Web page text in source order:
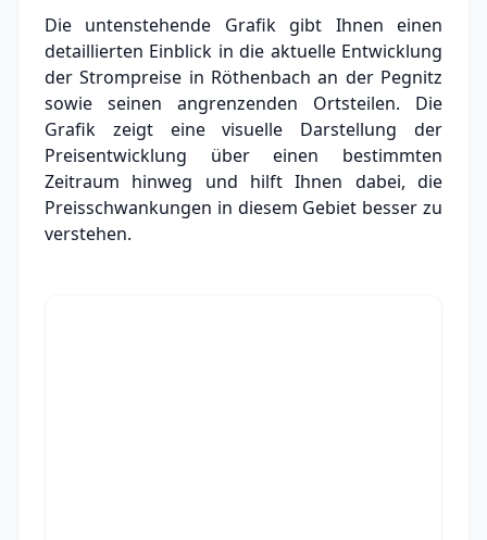
Die untenstehende Grafik gibt Ihnen einen
detaillierten Einblick in die aktuelle Entwicklung
der Strompreise in Röthenbach an der Pegnitz
sowie seinen angrenzenden Ortsteilen. Die
Grafik zeigt eine visuelle Darstellung der
Preisentwicklung über einen bestimmten
Zeitraum hinweg und hilft Ihnen dabei, die
Preisschwankungen in diesem Gebiet besser zu
verstehen.